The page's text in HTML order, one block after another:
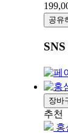
공유
장바
추천
홍